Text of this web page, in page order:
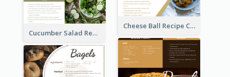
Cheese Ball Recipe Card
Cucumber Salad Recipe Card